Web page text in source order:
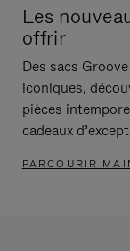
Les
offrir
Des sacs
iconiques,
pièces
cadeaux
PARCOURIR